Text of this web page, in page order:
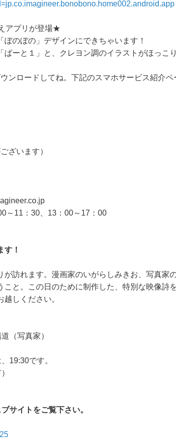
アプリが登場★
のぼの」デザインにできちゃいます！
ーと１」と、クレヨン調のイラストがほっこ
ンロードしてね。下記のスマホサービス紹介ペ
ざいます）
11：30、13：00～17：00
す！
訪れます。漫画家のいがらしみきお、写真家
と。この日のために制作した、特別な映像詩
しください。
（写真家）
19:30です。
サイトをご覧下さい。